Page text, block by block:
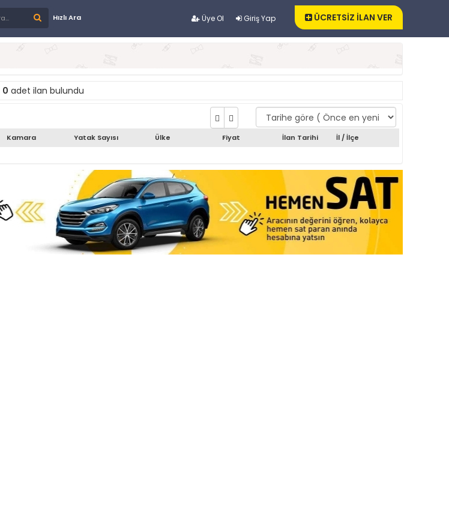
Üye Ol Giriş Yap
Hızlı Ara ÜCRETSİZ İLAN VER
0 adet ilan bulundu
Kamara Yatak Sayısı Ülke Fiyat İlan Tarihi İl / İlçe